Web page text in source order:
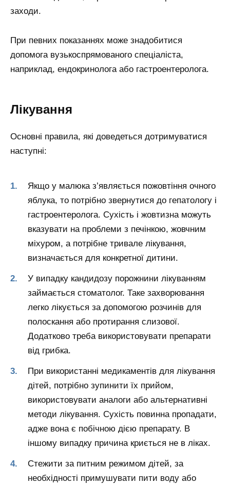
заходи.
При певних показаннях може знадобитися
допомога вузькоспрямованого спеціаліста,
наприклад, ендокринолога або гастроентеролога.
Лікування
Основні правила, які доведеться дотримуватися
наступні:
Якщо у малюка з’являється пожовтіння очного
яблука, то потрібно звернутися до гепатологу і
гастроентеролога. Сухість і жовтизна можуть
вказувати на проблеми з печінкою, жовчним
міхуром, а потрібне тривале лікування,
визначається для конкретної дитини.
У випадку кандидозу порожнини лікуванням
займається стоматолог. Таке захворювання
легко лікується за допомогою розчинів для
полоскання або протирання слизової.
Додатково треба використовувати препарати
від грибка.
При використанні медикаментів для лікування
дітей, потрібно зупинити їх прийом,
використовувати аналоги або альтернативні
методи лікування. Сухість повинна пропадати,
адже вона є побічною дією препарату. В
іншому випадку причина криється не в ліках.
Стежити за питним режимом дітей, за
необхідності примушувати пити воду або